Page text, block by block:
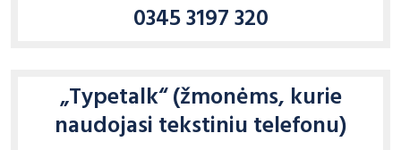
0345 3197 320
„Typetalk“ (žmonėms, kurie
naudojasi tekstiniu telefonu)